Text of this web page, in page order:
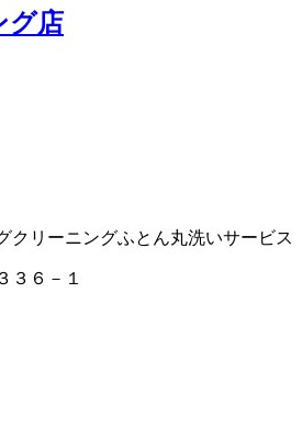
グ店
クリーニングふとん丸洗いサービス
３６－１